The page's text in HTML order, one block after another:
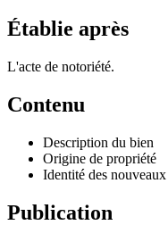
Établie après
L'acte de notoriété.
Contenu
Description du bien
Origine de propriété
Identité des
Publication